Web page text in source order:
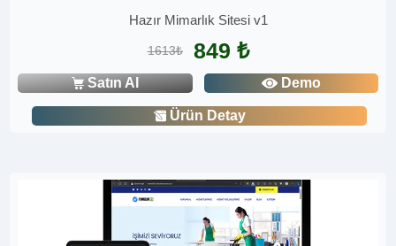
Hazır Mimarlık Sitesi v1
1613₺ 849 ₺
Satın Al Demo
Ürün Detay